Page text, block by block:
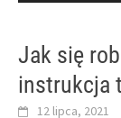
Jak się
instrukcja
12 lipca, 2021